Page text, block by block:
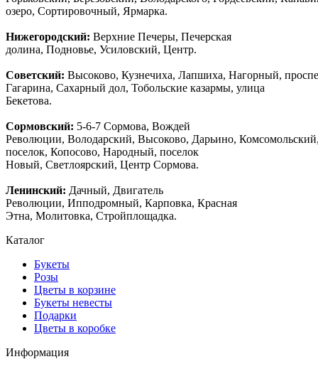
озеро, Сортировочный, Ярмарка.
Нижегородский: Верхние Печеры, Печерская
долина, Подновье, Усиловский, Центр.
Советский: Высоково, Кузнечиха, Лапшиха, Нагорный,
Гагарина, Сахарный дол, Тобольские казармы, улица
Бекетова.
Сормовский: 5-6-7 Сормова, Вождей
Революции, Володарский, Высоково, Дарьино,
поселок, Копосово, Народный, поселок
Новый, Светлоярский, Центр Сормова.
Ленинский: Дачный, Двигатель
Революции, Ипподромный, Карповка, Красная
Этна, Молитовка, Стройплощадка.
Каталог
Букеты
Розы
Цветы в корзине
Букеты невесты
Подарки
Цветы в коробке
Информация